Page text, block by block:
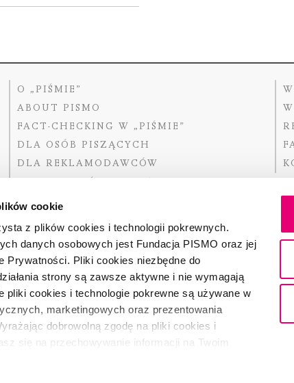
cookie
z plików cookies i technologii pokrewnych.
danych osobowych jest Fundacja PISMO oraz jej
Prywatności. Pliki cookies niezbędne do
strony są zawsze aktywne i nie wymagają
pliki cookies i technologie pokrewne są używane w
marketingowych oraz prezentowania
dobrowolną zgodę na pliki cookies i
się na przechowywanie informacji na Twoim
i technologie pokrewne możesz w każdej chwili
O „PIŚMIE”
ABOUT PISMO
FACT-CHECKING W „PIŚMIE”
DLA OSÓB PISZĄCYCH
DLA REKLAMODAWCÓW